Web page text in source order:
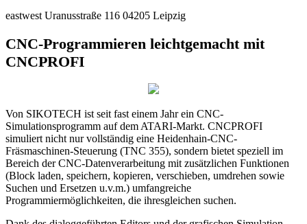
eastwest Uranusstraße 116 04205 Leipzig
CNC-Programmieren leichtgemacht mit
CNCPROFI
Von SIKOTECH ist seit fast einem Jahr ein CNC-
Simulationsprogramm auf dem ATARI-Markt. CNCPROFI
simuliert nicht nur vollständig eine Heidenhain-CNC-
Fräsmaschinen-Steuerung (TNC 355), sondern bietet speziell im
Bereich der CNC-Datenverarbeitung mit zusätzlichen Funktionen
(Block laden, speichern, kopieren, verschieben, umdrehen sowie
Suchen und Ersetzen u.v.m.) umfangreiche
Programmiermöglichkeiten, die ihresgleichen suchen.